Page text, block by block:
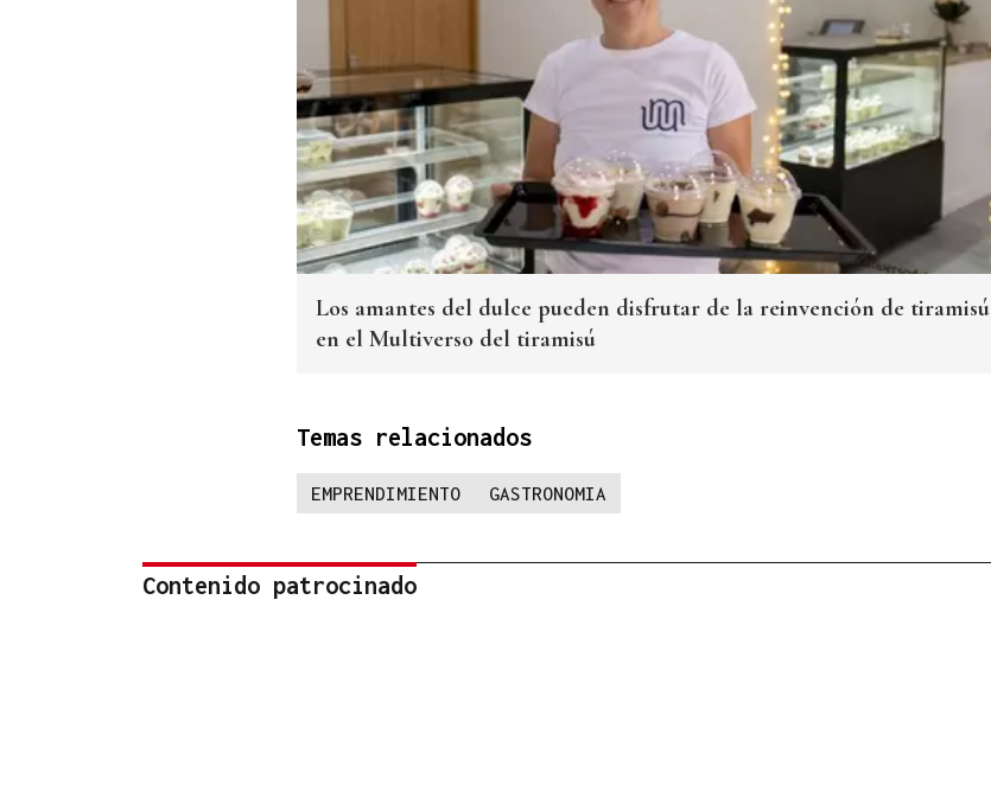
Los amantes del dulce pueden disfrutar de la reinvención de tiramisú
en el Multiverso del tiramisú
Temas relacionados
EMPRENDIMIENTO GASTRONOMIA
Contenido patrocinado